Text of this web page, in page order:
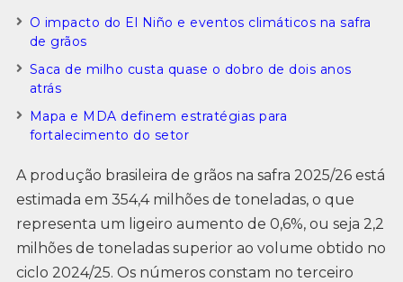
O impacto do El Niño e eventos climáticos na safra
de grãos
Saca de milho custa quase o dobro de dois anos
atrás
Mapa e MDA definem estratégias para
fortalecimento do setor
A produção brasileira de grãos na safra 2025/26 está
estimada em 354,4 milhões de toneladas, o que
representa um ligeiro aumento de 0,6%, ou seja 2,2
milhões de toneladas superior ao volume obtido no
ciclo 2024/25. Os números constam no terceiro